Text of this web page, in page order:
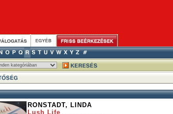
RONSTADT, LINDA
Lush Life